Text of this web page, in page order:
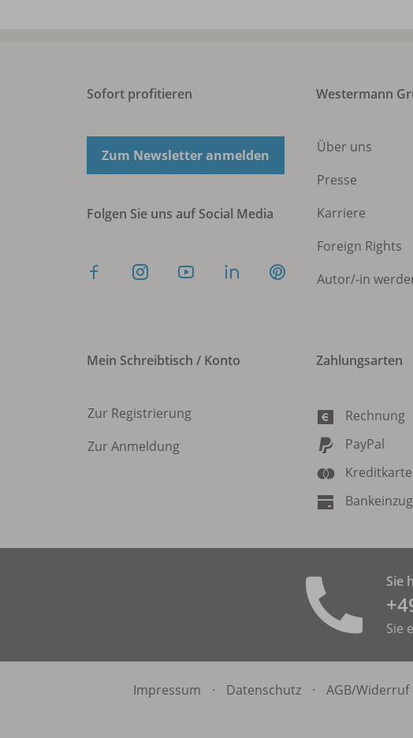
Sofort profitieren
Zum Newsletter anmelden
Folgen Sie uns auf Social Media
Westermann
Über uns
Presse
Karriere
Foreign Rights
Autor/-in
Mein Schreibtisch / Konto
Zur Registrierung
Zur Anmeldung
Zahlungsarten
Rechnung
PayPal
Kreditkarte
Bankeinzug
Sie
Sie
Impressum · Datenschutz · AGB/Widerruf